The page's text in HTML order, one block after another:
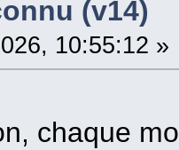
(v14)
10:55:12 »
chaque